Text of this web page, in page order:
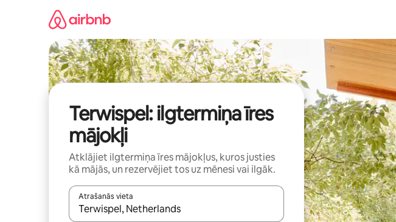
Terwispel: ilgtermiņa īres
mājokļi
Atklājiet ilgtermiņa īres mājokļus, kuros justies
kā mājās, un rezervējiet tos uz mēnesi vai ilgāk.
Atrašanās vieta
Kad rezultāti kļūs pieejami, izmantojiet bultiņu uz augšu un uz leju vai izpētiet